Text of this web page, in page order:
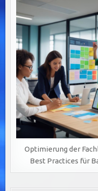
Optimierung der
Best Practices für